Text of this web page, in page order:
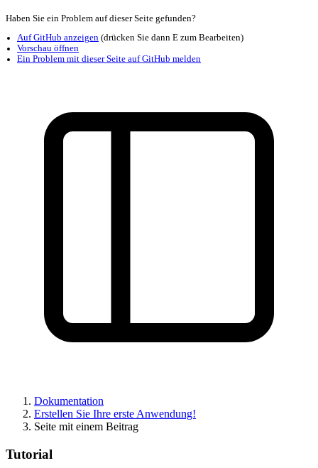
Dokumentation
Erstellen Sie Ihre erste Anwendung!
Seite mit einem Beitrag
Tutorial